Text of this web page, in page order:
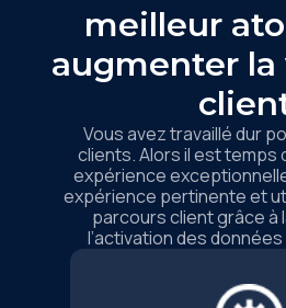
meilleur
augmenter la
Vous avez travaillé dur
clients. Alors il est temps
expérience
expérience pertinente et
parcours client grâce à
l’activation des